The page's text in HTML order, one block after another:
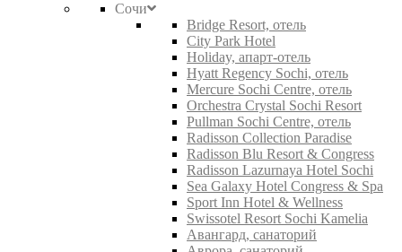
Сочи
Bridge Resort, отель
City Park Hotel
Holiday, апарт-отель
Hyatt Regency Sochi, отель
Mercure Sochi Centre, отель
Orchestra Crystal Sochi Resort
Pullman Sochi Centre, отель
Radisson Collection Paradise
Radisson Blu Resort & Congress
Radisson Lazurnaya Hotel Sochi
Sea Galaxy Hotel Congress & Spa
Sport Inn Hotel & Wellness
Swissotel Resort Sochi Kamelia
Авангард, санаторий